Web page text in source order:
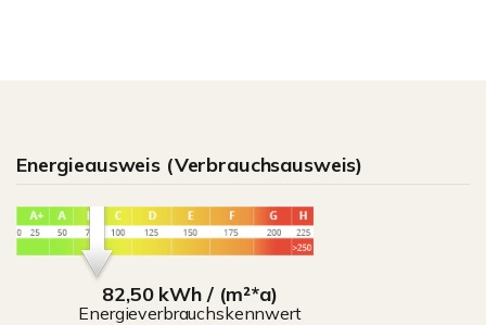
Energieausweis (Verbrauchsausweis)
82,50 kWh / (m²*a)
Energieverbrauchskennwert